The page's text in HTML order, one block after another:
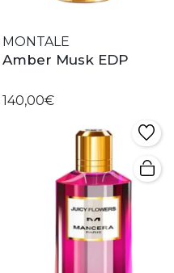
MONTALE
Amber Musk EDP
140,00€